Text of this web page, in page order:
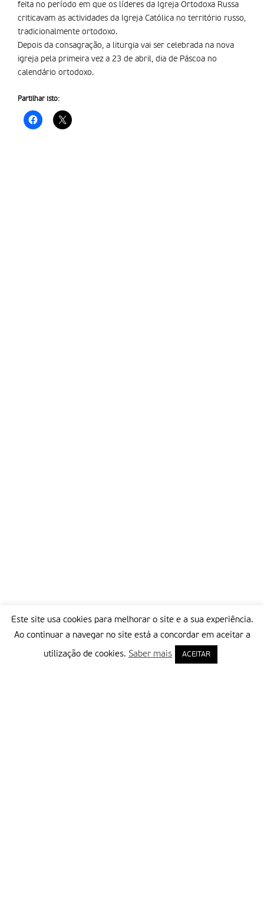
feita no período em que os líderes da Igreja Ortodoxa Russa
criticavam as actividades da Igreja Católica no território russo,
tradicionalmente ortodoxo.
Depois da consagração, a liturgia vai ser celebrada na nova
igreja pela primeira vez a 23 de abril, dia de Páscoa no
calendário ortodoxo.
Partilhar isto:
Este site usa cookies para melhorar o site e a sua experiência.
Ao continuar a navegar no site está a concordar em aceitar a
utilização de cookies. Saber mais ACEITAR